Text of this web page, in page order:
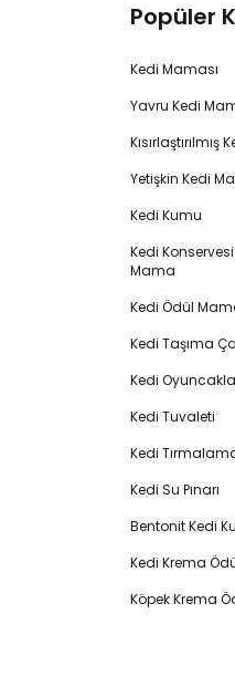
Popüler
Kedi Maması
Yavru Kedi
Kısırlaştırılmış
Yetişkin Kedi
Kedi Kumu
Kedi
Mama
Kedi Ödül
Kedi Taşıma
Kedi
Kedi Tuvaleti
Kedi
Kedi Su Pınarı
Bentonit Kedi
Kedi Krema
Köpek Krema